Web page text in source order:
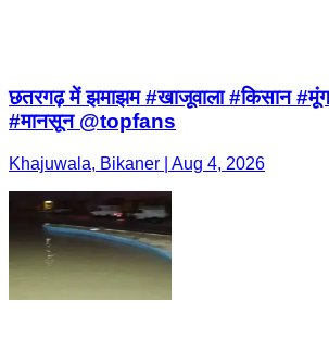
छतरगढ़ में झमाझम #खाजूवाला #किसान
#मानसून @topfans
Khajuwala, Bikaner | Aug 4, 2026